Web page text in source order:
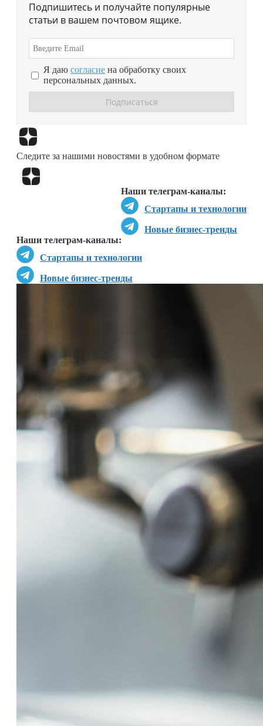
Подпишитесь и получайте популярные
статьи в вашем почтовом ящике.
Я даю согласие на обработку своих
персональных данных.
Следите за нашими новостями в удобном формате
Наши телеграм-каналы:
Стартапы и технологии
Новые бизнес-тренды
Наши телеграм-каналы:
Стартапы и технологии
Новые бизнес-тренды